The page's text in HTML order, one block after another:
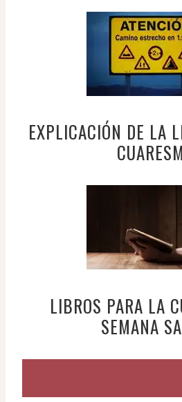
EXPLICACIÓN DE LA
LIBROS PARA LA
SEMANA